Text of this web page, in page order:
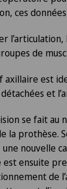
ces
l’articulation,
de
axillaire est
et
se fait au
la prothèse.
nouvelle
ensuite
de